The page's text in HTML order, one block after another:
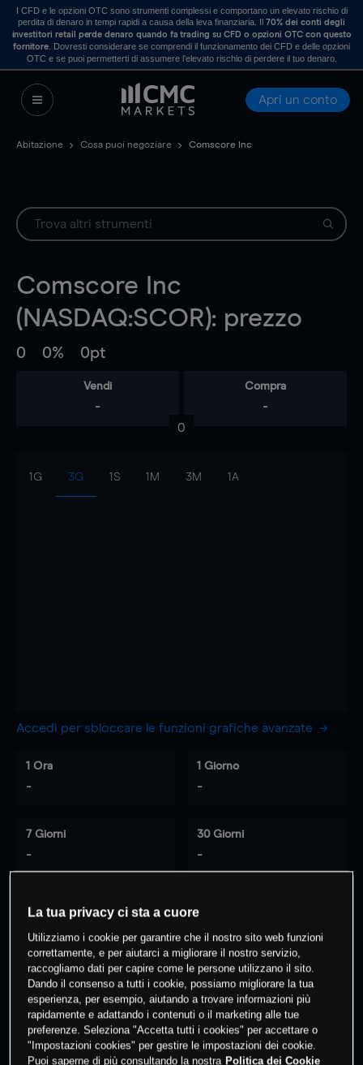
I CFD e le opzioni OTC sono strumenti complessi e comportano un elevato rischio di
perdita di denaro in tempi rapidi a causa della leva finanziaria. Il70% dei conti degli
investitori retail perde denaro quando fa trading su CFD o opzioni OTC con questo
fornitore . Dovresti considerare se comprendi il funzionamento dei CFD e delle opzioni
OTC e se puoi permetterti di assumere l’elevato rischio di perdere il tuo denaro.
Apri un conto
Abitazione Cosa puoi negoziare Comscore Inc
Comscore Inc
(NASDAQ:SCOR): prezzo
0 0% 0pt
Vendi
-
Compra
-
0
1G 3G 1S 1M 3M 1A
Accedi per sbloccare le funzioni grafiche avanzate
1 Ora
-
1 Giorno
-
7 Giorni
-
30 Giorni
-
% dei clienti hanno posizioni
questo prodotto
Fai trading
La tua privacy ci sta a cuore
Utilizziamo i cookie per garantire che il nostro sito web funzioni
correttamente, e per aiutarci a migliorare il nostro servizio,
raccogliamo dati per capire come le persone utilizzano il sito.
Dando il consenso a tutti i cookie, possiamo migliorare la tua
esperienza, per esempio, aiutando a trovare informazioni più
rapidamente e adattando i contenuti o il marketing alle tue
preferenze. Seleziona "Accetta tutti i cookies" per accettare o
"Impostazioni cookies" per gestire le impostazioni dei cookie.
Puoi saperne di più consultando la nostra Politica dei Cookie